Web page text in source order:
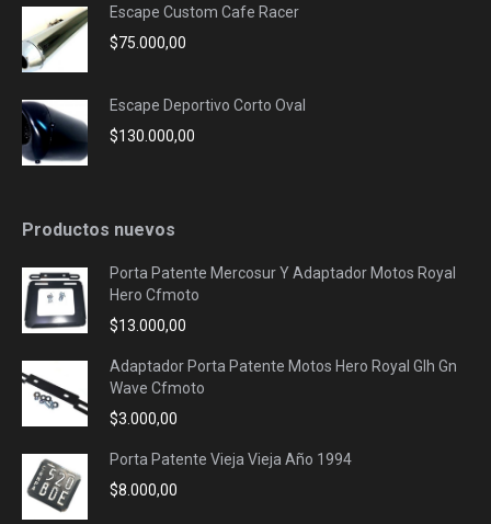
Escape Custom Cafe Racer
$75.000,00
Escape Deportivo Corto Oval
$130.000,00
Productos nuevos
Porta Patente Mercosur Y Adaptador Motos Royal
Hero Cfmoto
$13.000,00
Adaptador Porta Patente Motos Hero Royal Glh Gn
Wave Cfmoto
$3.000,00
Porta Patente Vieja Vieja Año 1994
$8.000,00